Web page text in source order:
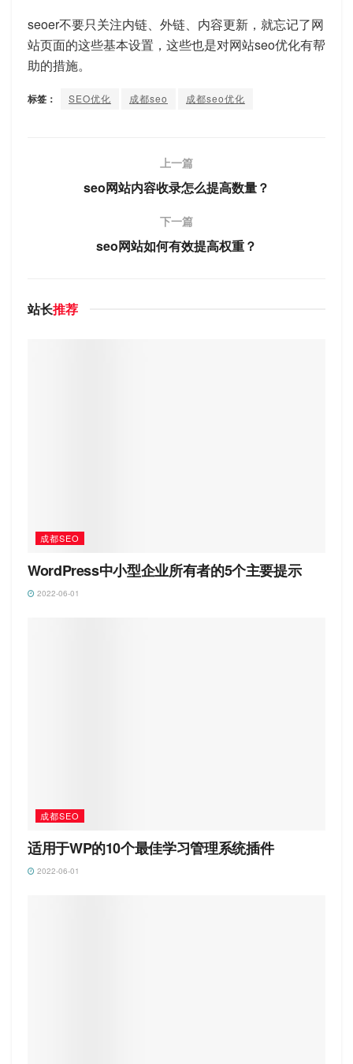
seoer不要只关注内链、外链、内容更新，就忘记了网
站页面的这些基本设置，这些也是对网站seo优化有帮
助的措施。
标签： SEO优化 成都seo 成都seo优化
上一篇
seo网站内容收录怎么提高数量？
下一篇
seo网站如何有效提高权重？
站长推荐
成都SEO
WordPress中小型企业所有者的5个主要提示
2022-06-01
成都SEO
适用于WP的10个最佳学习管理系统插件
2022-06-01